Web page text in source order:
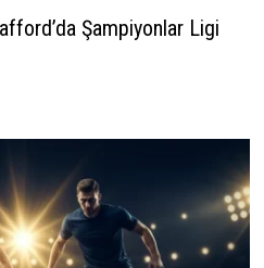
Şampiyonlar Ligi